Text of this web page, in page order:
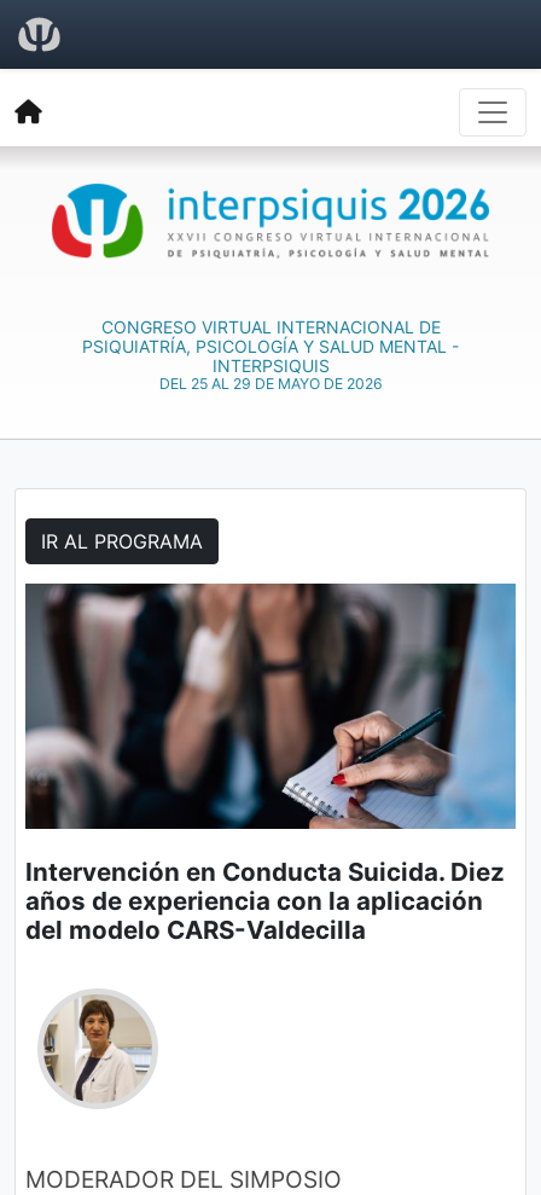
CONGRESO VIRTUAL INTERNACIONAL DE
PSIQUIATRÍA, PSICOLOGÍA Y SALUD MENTAL -
INTERPSIQUIS
DEL 25 AL 29 DE MAYO DE 2026
IR AL PROGRAMA
Intervención en Conducta Suicida. Diez
años de experiencia con la aplicación
del modelo CARS-Valdecilla
MODERADOR DEL SIMPOSIO